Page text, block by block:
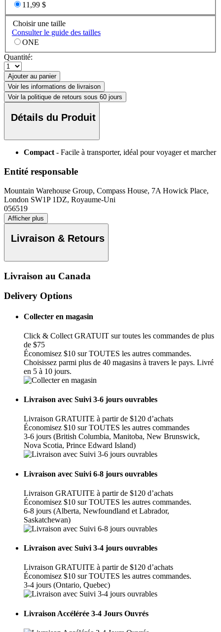
11,99 $
Choisir une taille
Consulter le guide des tailles
ONE
Quantité:
Ajouter au panier
Voir les informations de livraison
Voir la politique de retours sous 60 jours
Détails du Produit
Compact - Facile à transporter, idéal pour voyager et marcher
Entité responsable
Mountain Warehouse Group, Compass House, 7A Howick Place,
London SW1P 1DZ, Royaume-Uni
056519
Afficher plus
Livraison & Retours
Livraison au Canada
Delivery Options
Collecter en magasin
Click & Collect GRATUIT sur toutes les commandes de plus
de $75
Économisez $10 sur TOUTES les autres commandes.
Choisissez parmi plus de 40 magasins à travers le pays. Livré
en 5 à 10 jours.
Livraison avec Suivi 3-6 jours ouvrables
Livraison GRATUITE à partir de $120 d’achats
Économisez $10 sur TOUTES les autres commandes
3-6 jours (British Columbia, Manitoba, New Brunswick,
Nova Scotia, Prince Edward Island)
Livraison avec Suivi 6-8 jours ouvrables
Livraison GRATUITE à partir de $120 d’achats
Économisez $10 sur TOUTES les autres commandes.
6-8 jours (Alberta, Newfoundland et Labrador,
Saskatchewan)
Livraison avec Suivi 3-4 jours ouvrables
Livraison GRATUITE à partir de $120 d’achats
Économisez $10 sur TOUTES les autres commandes.
3-4 jours (Ontario, Quebec)
Livraison Accélérée 3-4 Jours Ouvrés